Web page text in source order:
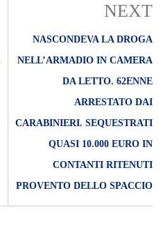
NEXT
NASCONDEVA LA DROGA
NELL’ARMADIO IN CAMERA
DA LETTO. 62ENNE
ARRESTATO DAI
CARABINIERI. SEQUESTRATI
QUASI 10.000 EURO IN
CONTANTI RITENUTI
PROVENTO DELLO SPACCIO